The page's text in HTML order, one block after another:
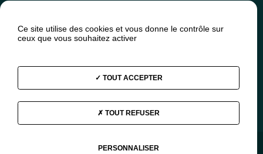
Actualités
FAQ
YoutubeLinkedin
Ce site utilise des cookies et vous donne le contrôle sur
ceux que vous souhaitez activer
TOUT ACCEPTER
TOUT REFUSER
PERSONNALISER